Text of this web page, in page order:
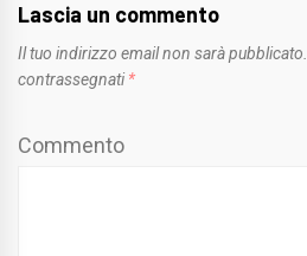
Lascia un commento
Il tuo indirizzo email non sarà pubblicato.
contrassegnati *
Commento